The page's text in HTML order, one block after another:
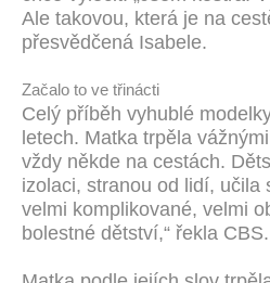
Ale takovou, která je na
přesvědčená Isabele.
Začalo to ve třinácti
Celý příběh vyhublé
letech. Matka trpěla
vždy někde na cestách.
izolaci, stranou od lidí, učila
velmi komplikované, velmi
bolestné dětství,“ řekla CBS.